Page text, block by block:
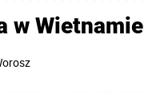
w Wietnamie